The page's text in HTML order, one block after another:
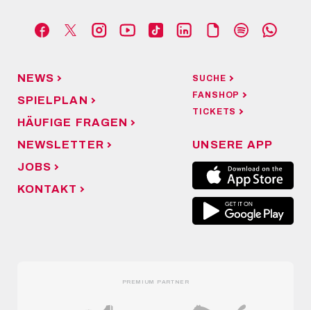
NEWS
SPIELPLAN
HÄUFIGE FRAGEN
NEWSLETTER
JOBS
KONTAKT
SUCHE
FANSHOP
TICKETS
UNSERE APP
PREMIUM PARTNER